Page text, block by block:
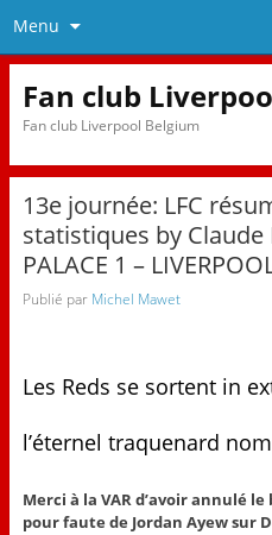
Menu
Fan club
Fan club Liverpool Belgium
13e journée: LFC
statistiques by Claude
PALACE 1 –
Publié par Michel Mawet
Les Reds se sortent in
l’éternel traquenard
Merci à la VAR d’avoir annulé
pour faute de Jordan Ayew sur